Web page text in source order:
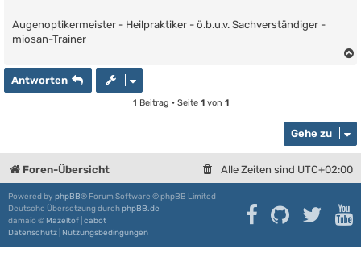
Augenoptikermeister - Heilpraktiker - ö.b.u.v. Sachverständiger -
miosan-Trainer
b
n
Antworten
1 Beitrag • Seite 1von 1
Gehe zu
Foren-Übersicht Alle Zeiten sind UTC+02:00
Powered by phpBB® Forum Software © phpBB Limited
Deutsche Übersetzung durchphpBB.de
damaïo © Mazeltof cabot
Datenschutz Nutzungsbedingungen